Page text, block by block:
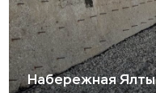
Набережная Ялты